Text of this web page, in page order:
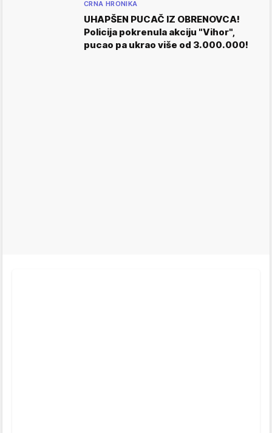
CRNA HRONIKA
UHAPŠEN PUCAČ IZ OBRENOVCA!
Policija pokrenula akciju "Vihor",
pucao pa ukrao više od 3.000.000!